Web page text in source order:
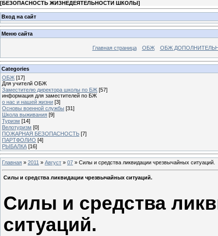
[БЕЗОПАСНОСТЬ ЖИЗНЕДЕЯТЕЛЬНОСТИ ШКОЛЫ]
Вход на сайт
Меню сайта
Главная страница ОБЖ ОБЖ
Categories
ОБЖ [17]
Для учителй ОБЖ
Заместителю директора школы по БЖ [57]
информация для заместителей по БЖ
о нас и нашей жизни [3]
Основы военной службы [31]
Школа выживания [9]
Туризм [14]
Велотуризм [0]
ПОЖАРНАЯ БЕЗОПАСНОСТЬ [7]
ПАРТФОЛИО [4]
РЫБАЛКА [16]
Главная » 2011 » Август » 07 » Силы и средства ликвидации чрезвычайных ситуаций.
Силы и средства ликвидации чрезвычайных ситуаций.
Силы и средства
ситуаций.